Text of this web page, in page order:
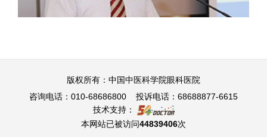
版权所有：中国中医科学院眼科医院
咨询电话：010-68686800 投诉电话：68688877-6615
技术支持：
本网站已被访问44839406次